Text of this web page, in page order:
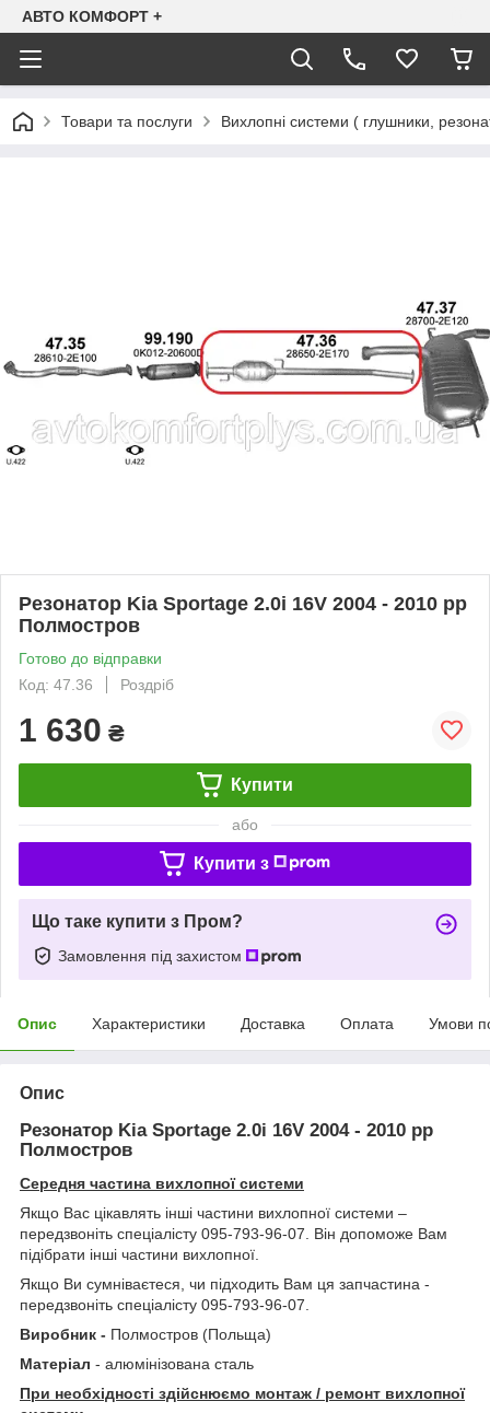
АВТО КОМФОРТ +
Товари та послуги Вихлопні системи ( глушники,
Резонатор Kia Sportage 2.0i 16V 2004 - 2010 рр
Полмостров
Готово до відправки
Код: 47.36
Роздріб
1 630 ₴
Купити
або
Купити з
Що таке купити з Пром?
Замовлення під захистом
Опис Характеристики Доставка Оплата Умови
Опис
Резонатор Kia Sportage 2.0i 16V 2004 - 2010 рр
Полмостров
Середня частина вихлопної системи
Якщо Вас цікавлять інші частини вихлопної системи –
передзвоніть спеціалісту 095-793-96-07. Він допоможе Вам
підібрати інші частини вихлопної.
Якщо Ви сумніваєтеся, чи підходить Вам ця запчастина -
передзвоніть спеціалісту 095-793-96-07.
Виробник - Полмостров (Польща)
Матеріал - алюмінізована сталь
При необхідності здійснюємо монтаж / ремонт вихлопної